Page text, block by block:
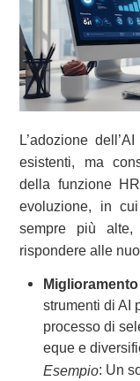
L’adozione
esistenti, ma
della funzione
evoluzione, in
sempre più alte,
rispondere alle
strumenti di AI
processo di
eque e
Esempio: Un